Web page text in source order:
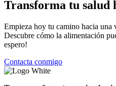
Transforma tu salud
Empieza hoy tu camino hacia una
Descubre cómo la alimentación
espero!
Contacta conmigo